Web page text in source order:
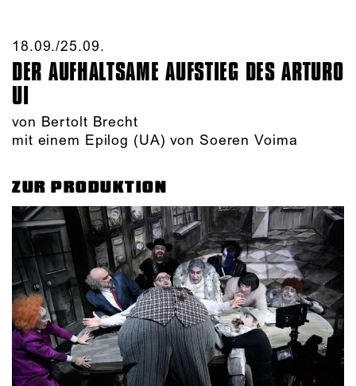
18.09./​25.09.​
DER AUFHALTSAME AUFSTIEG DES ARTURO
UI
von Bertolt Brecht
mit einem Epilog (UA) von Soeren Voima
ZUR PRODUKTION